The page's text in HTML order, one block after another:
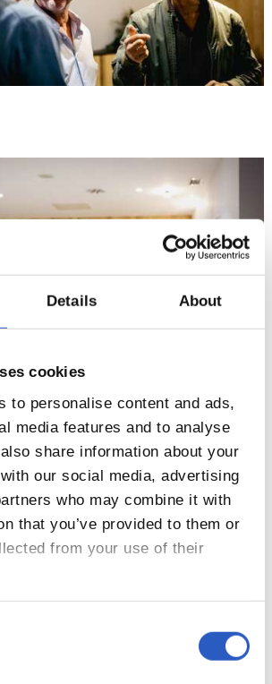
Details About
cookies
to personalise content and ads,
media features and to analyse
share information about your
our social media, advertising
who may combine it with
that you’ve provided to them or
from your use of their